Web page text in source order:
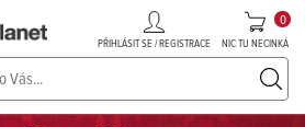
PŘIHLÁSIT SE / REGISTRACE NIC TU NECINKÁ
0
až do -30%!UKÁZAT PROSECCO